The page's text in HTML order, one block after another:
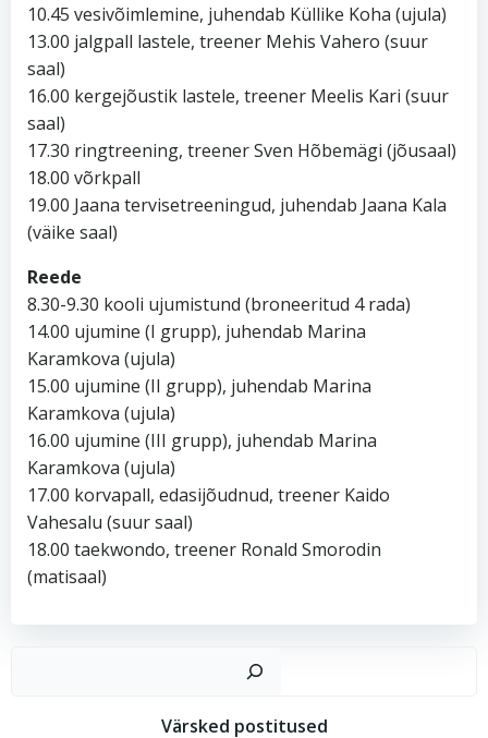
10.45 vesivõimlemine, juhendab Küllike Koha (ujula)
13.00 jalgpall lastele, treener Mehis Vahero (suur
saal)
16.00 kergejõustik lastele, treener Meelis Kari (suur
saal)
17.30 ringtreening, treener Sven Hõbemägi (jõusaal)
18.00 võrkpall
19.00 Jaana tervisetreeningud, juhendab Jaana Kala
(väike saal)
Reede
8.30-9.30 kooli ujumistund (broneeritud 4 rada)
14.00 ujumine (I grupp), juhendab Marina
Karamkova (ujula)
15.00 ujumine (II grupp), juhendab Marina
Karamkova (ujula)
16.00 ujumine (III grupp), juhendab Marina
Karamkova (ujula)
17.00 korvapall, edasijõudnud, treener Kaido
Vahesalu (suur saal)
18.00 taekwondo, treener Ronald Smorodin
(matisaal)
Värsked postitused